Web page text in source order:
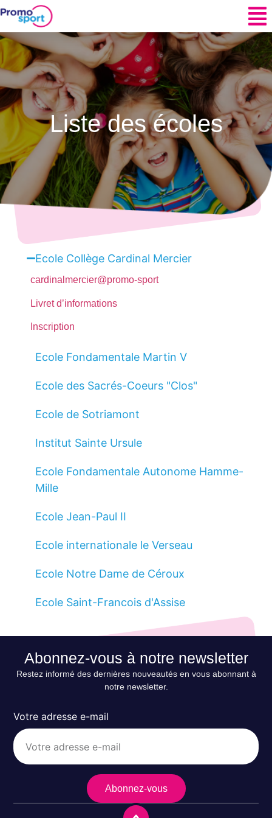
Liste des écoles
Ecole Collège Cardinal Mercier
cardinalmercier@promo-sport
Livret d’informations
Inscription
Ecole Fondamentale Martin V
Ecole des Sacrés-Coeurs "Clos"
Ecole de Sotriamont
Institut Sainte Ursule
Ecole Fondamentale Autonome Hamme-
Mille
Ecole Jean-Paul II
Ecole internationale le Verseau
Ecole Notre Dame de Céroux
Ecole Saint-Francois d'Assise
Abonnez-vous à notre newsletter
Restez informé des dernières nouveautés en vous abonnant à
notre newsletter.
Votre adresse e-mail
Abonnez-vous